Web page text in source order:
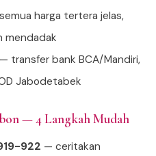
harga tertera jelas,
mendadak
— transfer bank BCA/Mandiri,
Jabodetabek
— 4 Langkah Mudah
922 — ceritakan